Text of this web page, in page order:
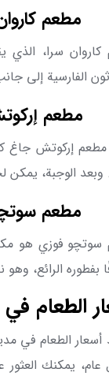
مطعم
سرا، الذي
الفارسية إلى
مطعم
مطعم إركوتش جاغ
الوجبة، يمكن
مطعم
سوتچو فوزي هو
بفطوره الرائع،
الطعام في
أسعار الطعام في
يمكنك العثور